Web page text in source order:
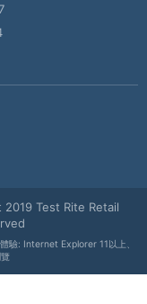
Test Rite Retail
驗: Internet Explorer 11以上、